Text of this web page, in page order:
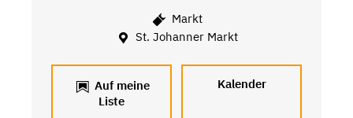
Markt
St. Johanner Markt
Auf meine
Liste
Kalender